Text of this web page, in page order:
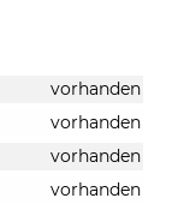
vorhanden
vorhanden
vorhanden
vorhanden